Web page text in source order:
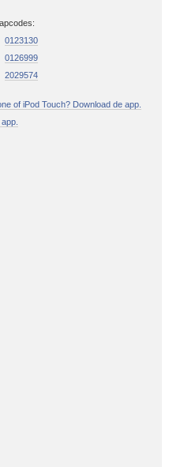
0123130
0126999
2029574
of iPod Touch? Download de app.